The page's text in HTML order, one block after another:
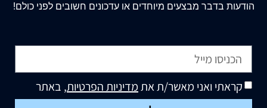
הודעות בדבר מבצעים מיוחדים או עדכונים חשובים לפני כולם!
קראתי ואני מאשר/ת אתמדיניות הפרטיות, באתר